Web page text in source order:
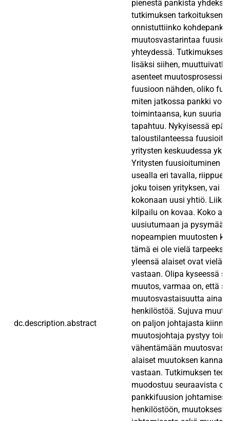
dc.description.abstract
pienestä pankista yhdeksi
tutkimuksen tarkoituksena
onnistuttiinko
muutosvastarintaa
yhteydessä.
lisäksi siihen,
asenteet muutosprosessin
fuusioon nähden, oliko
miten jatkossa pankki
toimintaansa, kun suuria
tapahtuu. Nykyisessä
taloustilanteessa
yritysten keskuudessa
Yritysten fuusioituminen
usealla eri tavalla,
joku toisen yrityksen, vai
kokonaan uusi yhtiö.
kilpailu on kovaa. Koko
uusiutumaan ja
nopeampien muutosten
tämä ei ole vielä tarpeeksi
yleensä alaiset ovat vielä
vastaan. Olipa kyseessä
muutos, varmaa on, että
muutosvastaisuutta
henkilöstöä. Sujuva
on paljon johtajasta kiinni.
muutosjohtaja pystyy
vähentämään
alaiset muutoksen
vastaan. Tutkimuksen
muodostuu seuraavista
pankkifuusion
henkilöstöön,